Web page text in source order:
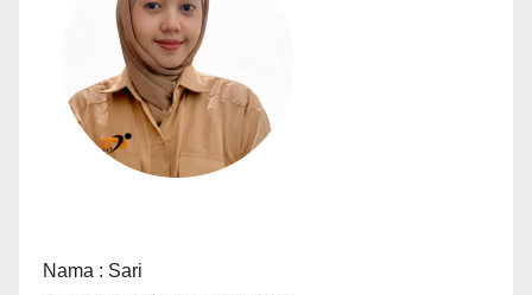
Nama : Sari